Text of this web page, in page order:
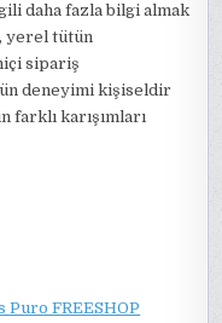
daha fazla bilgi almak
yerel tütün
sipariş
deneyimi kişiseldir
farklı karışımları
Puro FREESHOP